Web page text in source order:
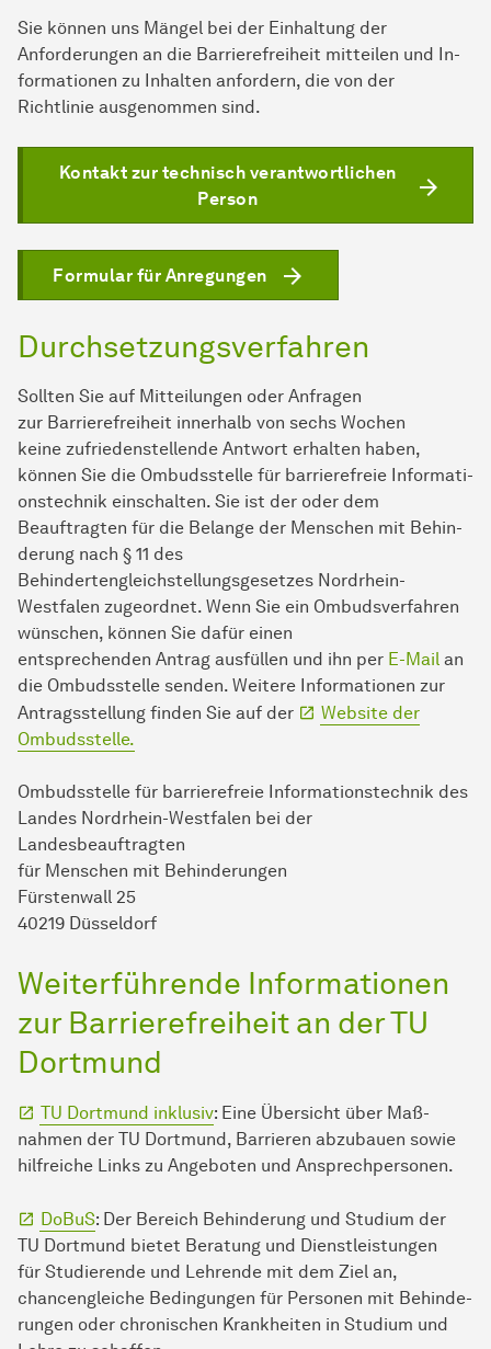
Sie können uns Mängel bei der Einhaltung der
Anforderungen an die Barrierefreiheit mitteilen und In­
for­ma­ti­onen zu Inhalten anfordern, die von der
Richtlinie ausgenommen sind.
Kontakt zur technisch verantwortlichen
Person
Formular für Anregungen
Durchsetzungsverfahren
Sollten Sie auf Mitteilungen oder Anfragen
zur Barrierefreiheit innerhalb von sechs Wochen
keine zufriedenstellende Antwort erhalten haben,
können Sie die Ombudsstelle für barrierefreie In­for­ma­ti­
ons­tech­nik einschalten. Sie ist der oder dem
Beauftragten für die Belange der Men­schen mit Be­hin­
derung nach § 11 des
Behindertengleichstellungsgesetzes Nordrhein-
Westfalen zugeordnet. Wenn Sie ein Ombudsverfahren
wünschen, können Sie dafür einen
entsprechenden Antrag ausfüllen und ihn per E-Mail an
die Ombudsstelle senden. Weitere Informationen zur
Antragsstellung finden Sie auf der
Website der
Ombudsstelle.
Ombudsstelle für barrierefreie In­for­ma­ti­ons­tech­nik des
Landes Nordrhein-Westfalen bei der
Landesbeauftragten
für Men­schen mit Be­hin­de­run­gen
Fürstenwall 25
40219 Düsseldorf
Weiterführende In­for­ma­ti­onen
zur Barrierefreiheit an der TU
Dort­mund
TU Dort­mund inklusiv: Eine Übersicht über Maß­
nahmen der TU Dort­mund, Barrieren abzubauen sowie
hilfreiche Links zu An­ge­boten und Ansprechpersonen.
DoBuS: Der Bereich Be­hin­derung und Studium der
TU Dort­mund bietet Beratung und Dienstleistungen
für Stu­die­ren­de und Lehrende mit dem Ziel an,
chancengleiche Bedingungen für Personen mit Be­hin­de­
run­gen oder chronischen Krankheiten in Studium und